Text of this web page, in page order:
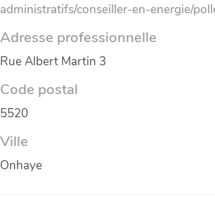
administratifs/conseiller-en-energie/
Adresse professionnelle
Rue Albert Martin 3
Code postal
5520
Ville
Onhaye